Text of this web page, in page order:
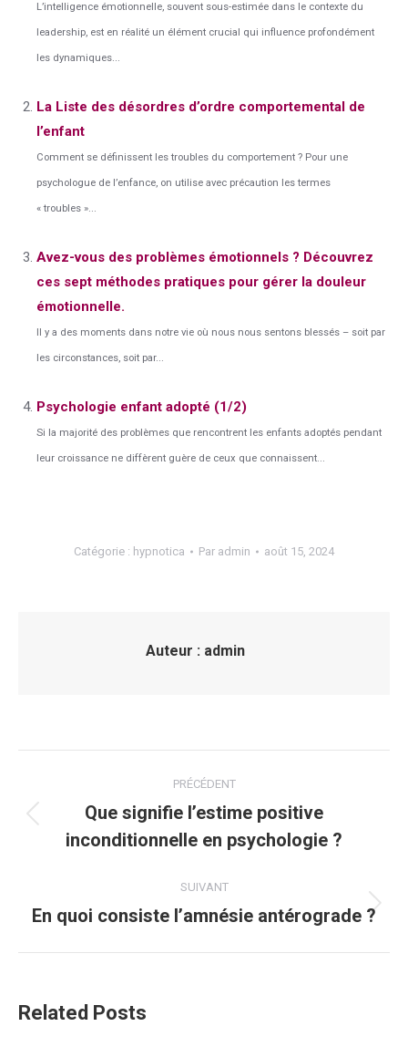
L’intelligence émotionnelle, souvent sous-estimée dans le contexte du
leadership, est en réalité un élément crucial qui influence profondément
les dynamiques...
La Liste des désordres d’ordre comportemental de
l’enfant
Comment se définissent les troubles du comportement ? Pour une
psychologue de l’enfance, on utilise avec précaution les termes
« troubles »...
Avez-vous des problèmes émotionnels ? Découvrez
ces sept méthodes pratiques pour gérer la douleur
émotionnelle.
Il y a des moments dans notre vie où nous nous sentons blessés – soit par
les circonstances, soit par...
Psychologie enfant adopté (1/2)
Si la majorité des problèmes que rencontrent les enfants adoptés pendant
leur croissance ne diffèrent guère de ceux que connaissent...
Catégorie : hypnotica Par admin août 15, 2024
Auteur : admin
article
PRÉCÉDENT
Article
précédent
Que signifie l’estime positive
inconditionnelle en psychologie ?
SUIVANT
Article
En quoi consiste l’amnésie antérograde ?
Related Posts